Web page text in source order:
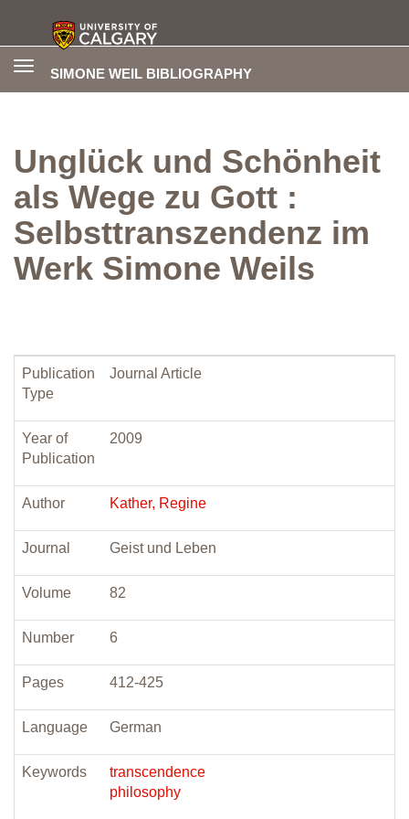
SIMONE WEIL BIBLIOGRAPHY
Toggle
Unglück und Schönheit
als Wege zu Gott :
Selbsttranszendenz im
Werk Simone Weils
Publication
Type
Journal Article
Year of
Publication
2009
Author Kather, Regine
Journal Geist und Leben
Volume 82
Number 6
Pages 412-425
Language German
Keywords
transcendence
philosophy